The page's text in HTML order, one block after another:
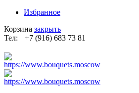
Избранное
Корзина закрыть
Тел:
+7 (916) 683 73 81